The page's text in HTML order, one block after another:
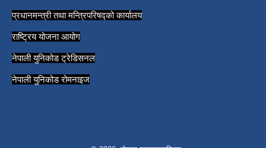
प्रधानमन्त्री तथा मन्त्रिपरिषद्को कार्यालय
राष्ट्रिय योजना आयोग
नेपाली युनिकोड ट्रेडिसनल
नेपाली युनिकोड रोमनाइज